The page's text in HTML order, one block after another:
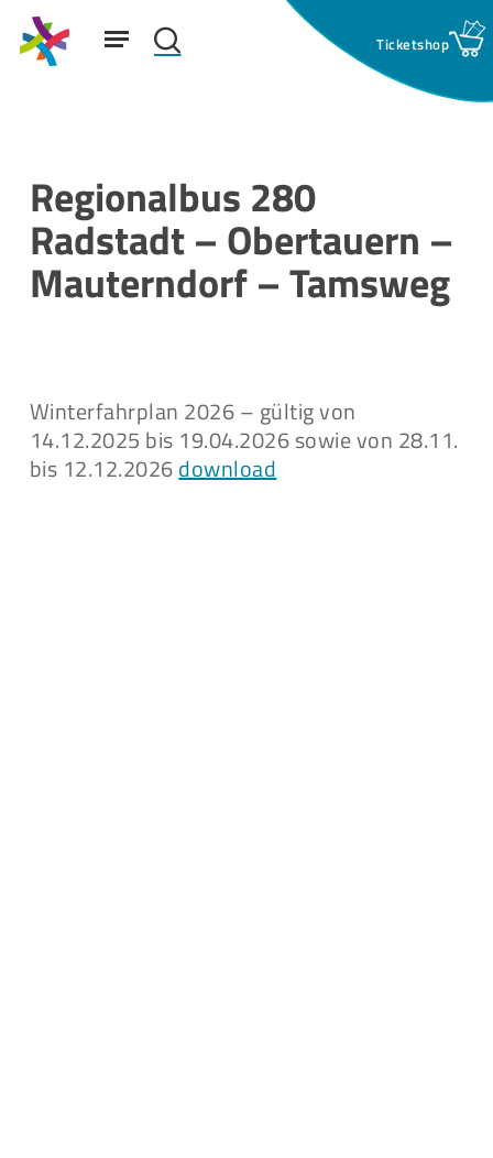
Skip
mainSuchfeld: search
Menu
Regionalbus 280
Radstadt – Obertauern –
Mauterndorf – Tamsweg
Winterfahrplan 2026 – gültig von
14.12.2025 bis 19.04.2026 sowie von 28.11.
bis 12.12.2026download